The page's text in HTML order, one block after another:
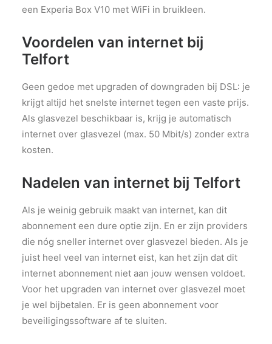
een Experia Box V10 met WiFi in bruikleen.
Voordelen van internet bij
Telfort
Geen gedoe met upgraden of downgraden bij DSL: je
krijgt altijd het snelste internet tegen een vaste prijs.
Als glasvezel beschikbaar is, krijg je automatisch
internet over glasvezel (max. 50 Mbit/s) zonder extra
kosten.
Nadelen van internet bij Telfort
Als je weinig gebruik maakt van internet, kan dit
abonnement een dure optie zijn. En er zijn providers
die nóg sneller internet over glasvezel bieden. Als je
juist heel veel van internet eist, kan het zijn dat dit
internet abonnement niet aan jouw wensen voldoet.
Voor het upgraden van internet over glasvezel moet
je wel bijbetalen. Er is geen abonnement voor
beveiligingssoftware af te sluiten.